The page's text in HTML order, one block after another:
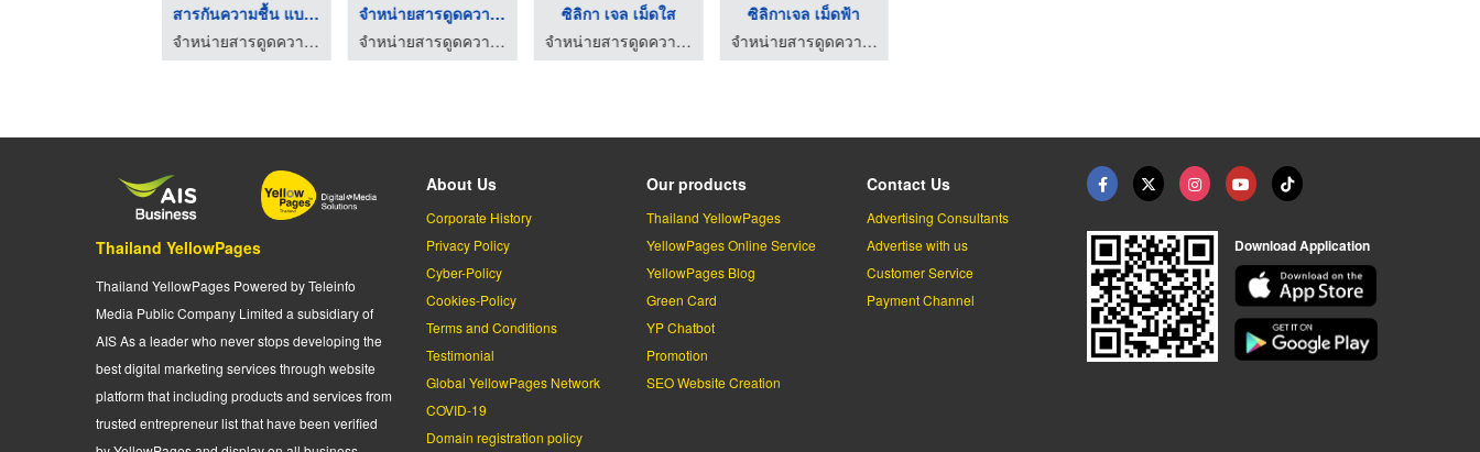
สารกันความชื้น แบบซอ ...
จำหน่ายสารดูดความชื้น - โปลิบิสซิเนส อินเตอร์กรุ๊ป
จำหน่ายสารดูดความชื้ ...
จำหน่ายสารดูดความชื้น - โปลิบิสซิเนส อินเตอร์กรุ๊ป
ซิลิกา เจล เม็ดใส
จำหน่ายสารดูดความชื้น - โปลิบิสซิเนส อินเตอร์กรุ๊ป
ซิลิกาเจล เม็ดฟ้า
จำหน่ายสารดูดความชื้น - โปลิบิสซิเนส อินเตอร์กรุ๊ป
Thailand YellowPages
Thailand YellowPages Powered by Teleinfo
Media Public Company Limited a subsidiary of
AIS As a leader who never stops developing the
best digital marketing services through website
platform that including products and services from
trusted entrepreneur list that have been verified
About Us
Corporate History
Privacy Policy
Cyber-Policy
Cookies-Policy
Terms and Conditions
Testimonial
Global YellowPages Network
COVID-19
Domain registration policy
Our products
Thailand YellowPages
YellowPages Online Service
YellowPages Blog
Green Card
YP Chatbot
Promotion
SEO Website Creation
Contact Us
Advertising Consultants
Advertise with us
Customer Service
Payment Channel
Download Application